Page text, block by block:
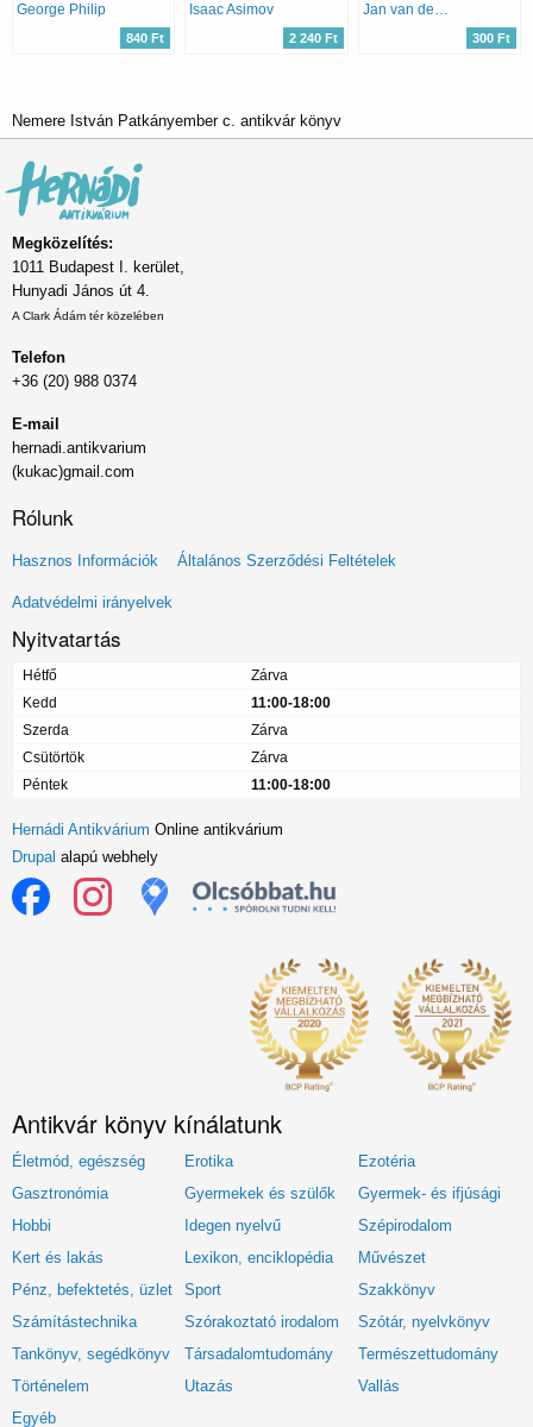
George Philip
840 Ft
Isaac Asimov
2 240 Ft
Jan van den Boomen
300 Ft
Nemere István Patkányember c. antikvár könyv
Megközelítés:
1011 Budapest I. kerület,
Hunyadi János út 4.
A Clark Ádám tér közelében
Telefon
+36 (20) 988 0374
E-mail
hernadi.antikvarium
(kukac)gmail.com
Rólunk
Lábléc
menü
Hasznos Információk Általános Szerződési Feltételek
Adatvédelmi irányelvek
Nyitvatartás
Hétfő
Zárva
Kedd
11:00-18:00
Szerda
Zárva
Csütörtök
Zárva
Péntek
11:00-18:00
Hernádi Antikvárium Online antikvárium
Drupal alapú webhely
Antikvár könyv kínálatunk
Életmód, egészség Erotika
Ezotéria
Gasztronómia
Gyermekek és szülők
Gyermek- és ifjúsági
Hobbi
Idegen nyelvű
Szépirodalom
Kert és lakás
Lexikon, enciklopédia
Művészet
Pénz, befektetés, üzlet
Sport
Szakkönyv
Számítástechnika
Szórakoztató irodalom
Szótár, nyelvkönyv
Tankönyv, segédkönyv
Társadalomtudomány
Természettudomány
Történelem
Utazás
Vallás
Egyéb